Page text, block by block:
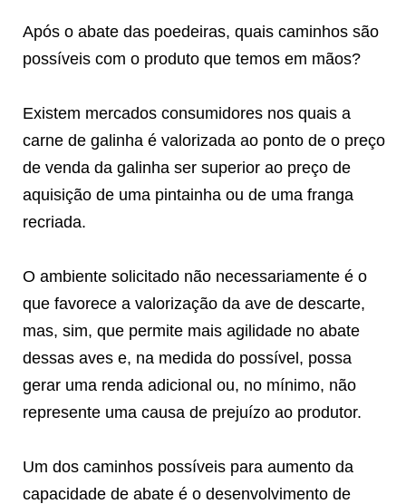
Após o abate das poedeiras, quais caminhos são
possíveis com o produto que temos em mãos?
Existem mercados consumidores nos quais a
carne de galinha é valorizada ao ponto de o preço
de venda da galinha ser superior ao preço de
aquisição de uma pintainha ou de uma franga
recriada.
O ambiente solicitado não necessariamente é o
que favorece a valorização da ave de descarte,
mas, sim, que permite mais agilidade no abate
dessas aves e, na medida do possível, possa
gerar uma renda adicional ou, no mínimo, não
represente uma causa de prejuízo ao produtor.
Um dos caminhos possíveis para aumento da
capacidade de abate é o desenvolvimento de